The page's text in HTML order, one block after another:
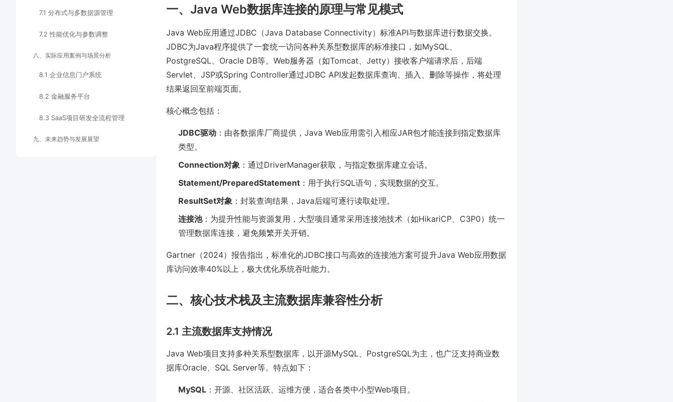
7.1 分布式与多数据源管理
7.2 性能优化与参数调整
八、实际应用案例与场景分析
8.1 企业信息门户系统
8.2 金融服务平台
8.3 SaaS项目研发全流程管理
九、未来趋势与发展展望
一、Java Web数据库连接的原理与常见模式
Java Web应用通过JDBC（Java Database Connectivity）标准API与数据库进行数据交换。
JDBC为Java程序提供了一套统一访问各种关系型数据库的标准接口，如MySQL、
PostgreSQL、Oracle DB等。Web服务器（如Tomcat、Jetty）接收客户端请求后，后端
Servlet、JSP或Spring Controller通过JDBC API发起数据库查询、插入、删除等操作，将处理
结果返回至前端页面。
核心概念包括：
JDBC驱动 ：由各数据库厂商提供，Java Web应用需引入相应JAR包才能连接到指定数据库
类型。
Connection对象 ：通过DriverManager获取，与指定数据库建立会话。
Statement/PreparedStatement ：用于执行SQL语句，实现数据的交互。
ResultSet对象 ：封装查询结果，Java后端可逐行读取处理。
连接池：为提升性能与资源复用，大型项目通常采用连接池技术（如HikariCP、C3P0）统一
管理数据库连接，避免频繁开关开销。
Gartner（2024）报告指出，标准化的JDBC接口与高效的连接池方案可提升Java Web应用数据
库访问效率40%以上，极大优化系统吞吐能力。
二、核心技术栈及主流数据库兼容性分析
2.1 主流数据库支持情况
Java Web项目支持多种关系型数据库，以开源MySQL、PostgreSQL为主，也广泛支持商业数
据库Oracle、SQL Server等。特点如下：
MySQL ：开源、社区活跃、运维方便，适合各类中小型Web项目。